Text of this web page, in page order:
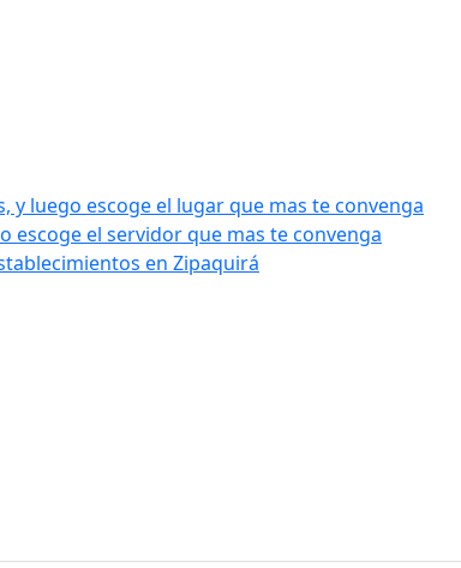
y luego escoge el lugar que mas te convenga
escoge el servidor que mas te convenga
en Zipaquirá